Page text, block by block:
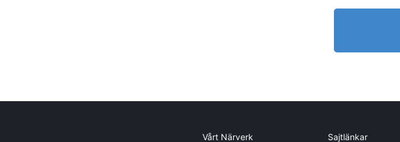
Vårt Närverk Sajtlänkar